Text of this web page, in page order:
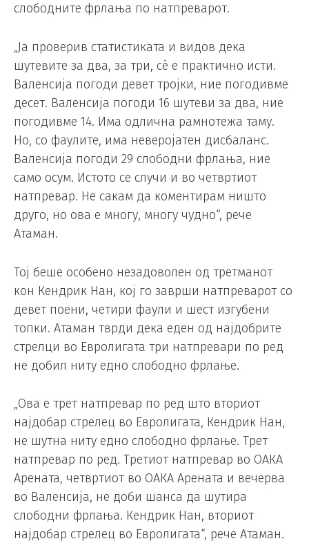
слободните фрлања по натпреварот.
„Ја проверив статистиката и видов дека
шутевите за два, за три, сè е практично исти.
Валенсија погоди девет тројки, ние погодивме
десет. Валенсија погоди 16 шутеви за два, ние
погодивме 14. Има одлична рамнотежа таму.
Но, со фаулите, има неверојатен дисбаланс.
Валенсија погоди 29 слободни фрлања, ние
само осум. Истото се случи и во четвртиот
натпревар. Не сакам да коментирам ништо
друго, но ова е многу, многу чудно“, рече
Атаман.
Тој беше особено незадоволен од третманот
кон Кендрик Нан, кој го заврши натпреварот со
девет поени, четири фаули и шест изгубени
топки. Атаман тврди дека еден од најдобрите
стрелци во Евролигата три натпревари по ред
не добил ниту едно слободно фрлање.
„Ова е трет натпревар по ред што вториот
најдобар стрелец во Евролигата, Кендрик Нан,
не шутна ниту едно слободно фрлање. Трет
натпревар по ред. Третиот натпревар во ОАКА
Арената, четвртиот во ОАКА Арената и вечерва
во Валенсија, не доби шанса да шутира
слободни фрлања. Кендрик Нан, вториот
најдобар стрелец во Евролигата“, рече Атаман.